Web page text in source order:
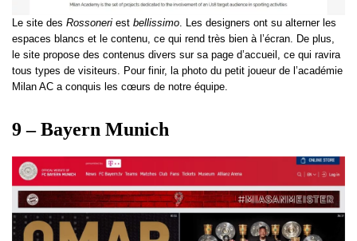
Le site des Rossoneri est bellissimo . Les designers ont su alterner les
espaces blancs et le contenu, ce qui rend très bien à l’écran. De plus,
le site propose des contenus divers sur sa page d’accueil, ce qui ravira
tous types de visiteurs. Pour finir, la photo du petit joueur de l’académie
Milan AC a conquis les cœurs de notre équipe.
9 – Bayern Munich